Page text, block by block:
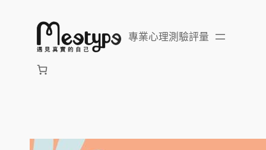
專業心理測驗評量